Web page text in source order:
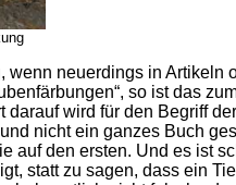
neuerdings in Artikeln
so ist das
wird für den Begriff
nicht ein ganzes Buch
auf den ersten. Und es ist
statt zu sagen, dass ein